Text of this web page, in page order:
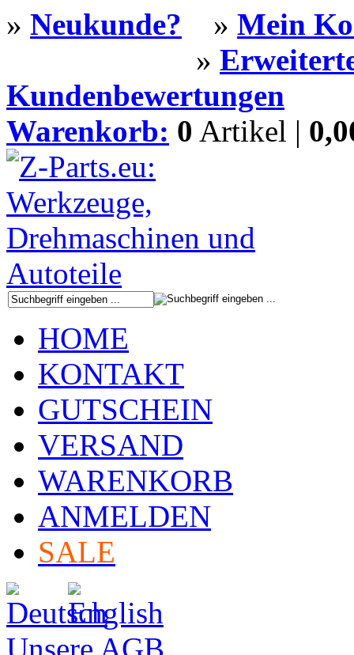
» Neukunde? » Mein
»
Kundenbewertungen
Warenkorb: 0 Artikel |
HOME
KONTAKT
GUTSCHEIN
VERSAND
WARENKORB
ANMELDEN
SALE